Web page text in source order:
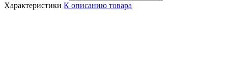
Характеристики К описанию товара